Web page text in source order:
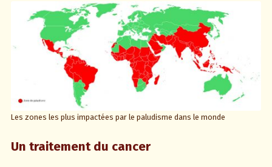
Les zones les plus impactées par le paludisme dans le monde
Un traitement du cancer